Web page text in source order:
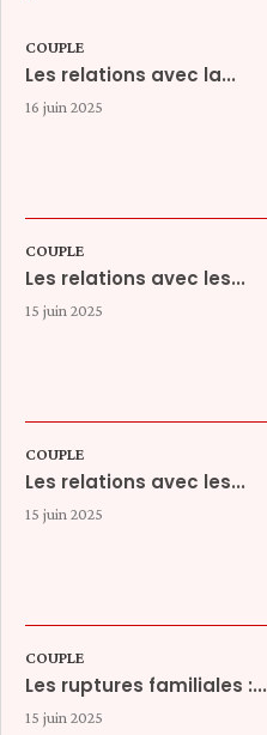
COUPLE
Les relations avec la...
16 juin 2025
COUPLE
Les relations avec les...
15 juin 2025
COUPLE
Les relations avec les...
15 juin 2025
COUPLE
Les ruptures familiales :...
15 juin 2025